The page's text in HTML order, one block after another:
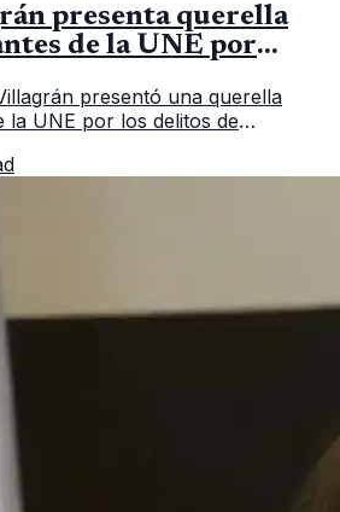
presenta querella
de la UNE por
presentó una querella
la UNE por los delitos de